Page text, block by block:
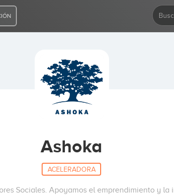
Ashoka
ACELERADORA
Sociales. Apoyamos el emprendimiento y la